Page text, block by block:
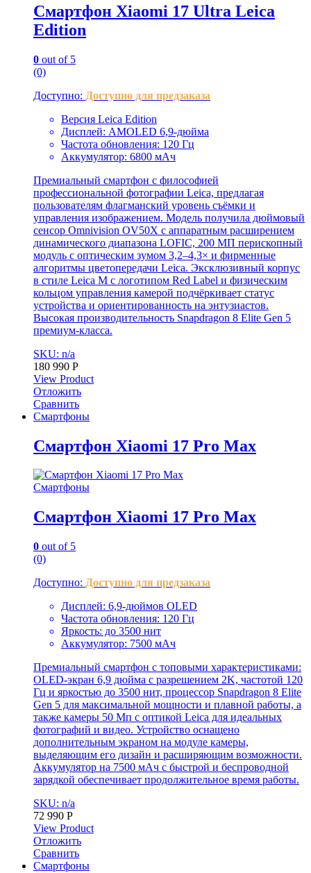
Смартфон Xiaomi 17 Ultra Leica
Edition
0 out of 5
(0)
Доступно: Доступно для предзаказа
Версия Leica Edition
Дисплей: AMOLED 6,9-дюйма
Частота обновления: 120 Гц
Аккумулятор: 6800 мАч
Премиальный смартфон с философией
профессиональной фотографии Leica, предлагая
пользователям флагманский уровень съёмки и
управления изображением. Модель получила дюймовый
сенсор Omnivision OV50X с аппаратным расширением
динамического диапазона LOFIC, 200 МП перископный
модуль с оптическим зумом 3,2–4,3× и фирменные
алгоритмы цветопередачи Leica. Эксклюзивный корпус
в стиле Leica M с логотипом Red Label и физическим
кольцом управления камерой подчёркивает статус
устройства и ориентированность на энтузиастов.
Высокая производительность Snapdragon 8 Elite Gen 5
премиум-класса.
SKU: n/a
180 990 Р
View Product
Отложить
Сравнить
Смартфоны
Смартфон Xiaomi 17 Pro Max
Смартфоны
Смартфон Xiaomi 17 Pro Max
0 out of 5
(0)
Доступно: Доступно для предзаказа
Дисплей: 6,9-дюймов OLED
Частота обновления: 120 Гц
Яркость: до 3500 нит
Аккумулятор: 7500 мАч
Премиальный смартфон с топовыми характеристиками:
OLED-экран 6,9 дюйма с разрешением 2K, частотой 120
Гц и яркостью до 3500 нит, процессор Snapdragon 8 Elite
Gen 5 для максимальной мощности и плавной работы, а
также камеры 50 Мп с оптикой Leica для идеальных
фотографий и видео. Устройство оснащено
дополнительным экраном на модуле камеры,
выделяющим его дизайн и расширяющим возможности.
Аккумулятор на 7500 мАч с быстрой и беспроводной
зарядкой обеспечивает продолжительное время работы.
SKU: n/a
72 990 Р
View Product
Отложить
Сравнить
Смартфоны